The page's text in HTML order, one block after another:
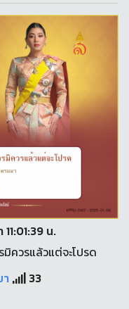
น.
ควรแล้วแต่จะโปรด
33